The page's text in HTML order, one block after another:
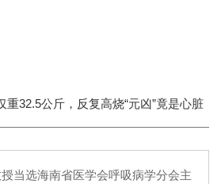
重32.5公斤，反复高烧“元凶”竟是心脏
授当选海南省医学会呼吸病学分会主